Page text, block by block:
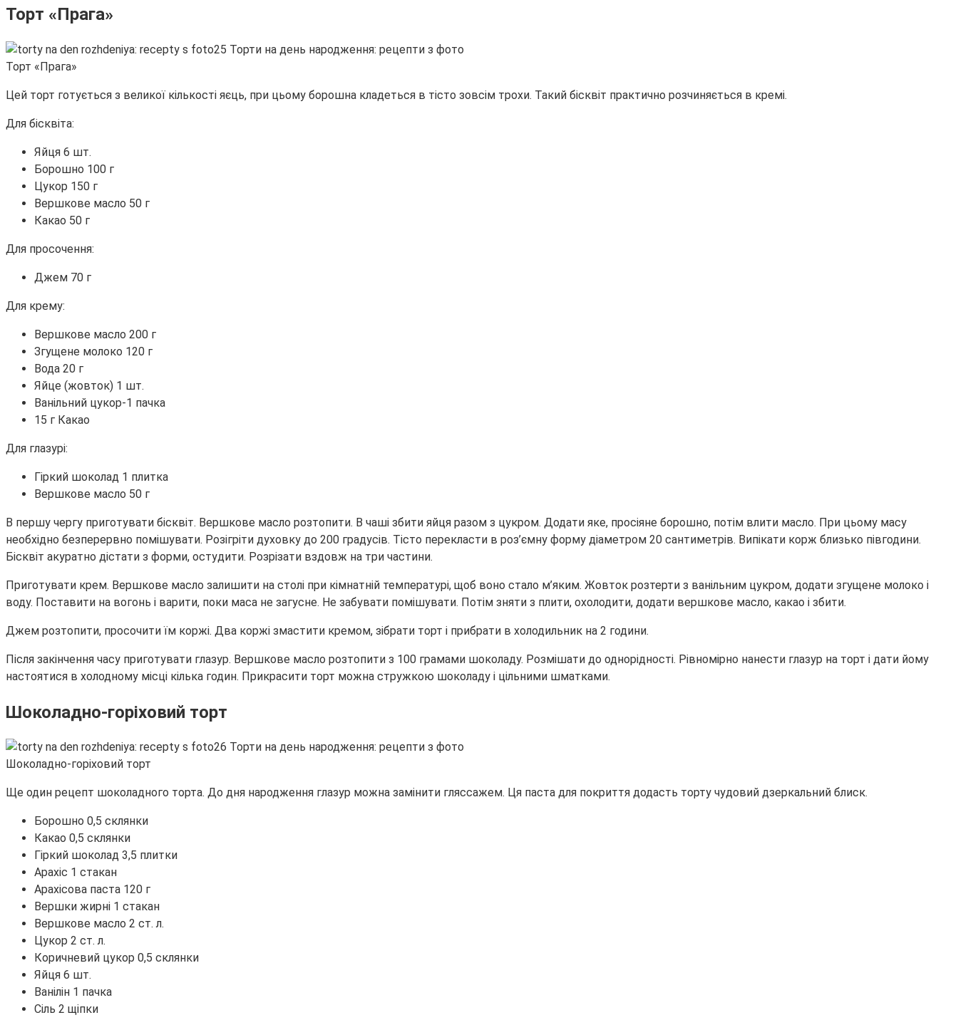
Торт «Прага»
Торт «Прага»
Цей торт готується з великої кількості яєць, при цьому борошна кладеться в тісто зовсім трохи. Такий бісквіт практично розчиняється в кремі.
Для бісквіта:
Яйця 6 шт.
Борошно 100 г
Цукор 150 г
Вершкове масло 50 г
Какао 50 г
Для просочення:
Джем 70 г
Для крему:
Вершкове масло 200 г
Згущене молоко 120 г
Вода 20 г
Яйце (жовток) 1 шт.
Ванільний цукор-1 пачка
15 г Какао
Для глазурі:
Гіркий шоколад 1 плитка
Вершкове масло 50 г
В першу чергу приготувати бісквіт. Вершкове масло розтопити. В чаші збити яйця разом з цукром. Додати яке, просіяне борошно, потім влити масло. При цьому масу
необхідно безперервно помішувати. Розігріти духовку до 200 градусів. Тісто перекласти в роз’ємну форму діаметром 20 сантиметрів. Випікати корж близько півгодини.
Бісквіт акуратно дістати з форми, остудити. Розрізати вздовж на три частини.
Приготувати крем. Вершкове масло залишити на столі при кімнатній температурі, щоб воно стало м’яким. Жовток розтерти з ванільним цукром, додати згущене молоко і
воду. Поставити на вогонь і варити, поки маса не загусне. Не забувати помішувати. Потім зняти з плити, охолодити, додати вершкове масло, какао і збити.
Джем розтопити, просочити їм коржі. Два коржі змастити кремом, зібрати торт і прибрати в холодильник на 2 години.
Після закінчення часу приготувати глазур. Вершкове масло розтопити з 100 грамами шоколаду. Розмішати до однорідності. Рівномірно нанести глазур на торт і дати йому
настоятися в холодному місці кілька годин. Прикрасити торт можна стружкою шоколаду і цільними шматками.
Шоколадно-горіховий торт
Шоколадно-горіховий торт
Ще один рецепт шоколадного торта. До дня народження глазур можна замінити гляссажем. Ця паста для покриття додасть торту чудовий дзеркальний блиск.
Борошно 0,5 склянки
Какао 0,5 склянки
Гіркий шоколад 3,5 плитки
Арахіс 1 стакан
Арахісова паста 120 г
Вершки жирні 1 стакан
Вершкове масло 2 ст. л.
Цукор 2 ст. л.
Коричневий цукор 0,5 склянки
Яйця 6 шт.
Ванілін 1 пачка
Сіль 2 щіпки